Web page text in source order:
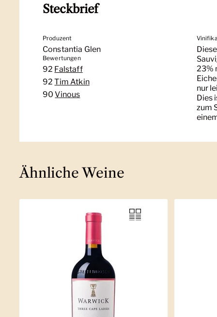
Steckbrief
Produzent
Constantia Glen
Bewertungen
92 Falstaff
92Tim Atkin
90Vinous
23%
nur
Dies
zum
Ähnliche Weine